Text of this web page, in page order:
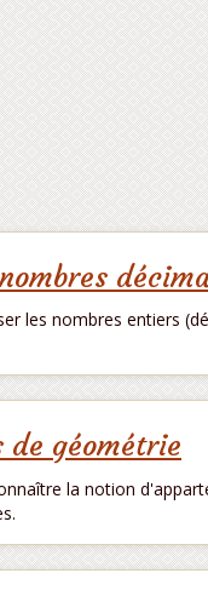
les nombres entiers
de géométrie
la notion